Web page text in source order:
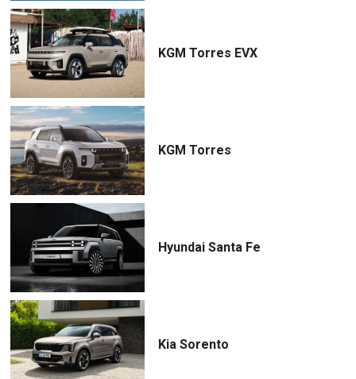
KGM Torres EVX
KGM Torres
Hyundai Santa Fe
Kia Sorento